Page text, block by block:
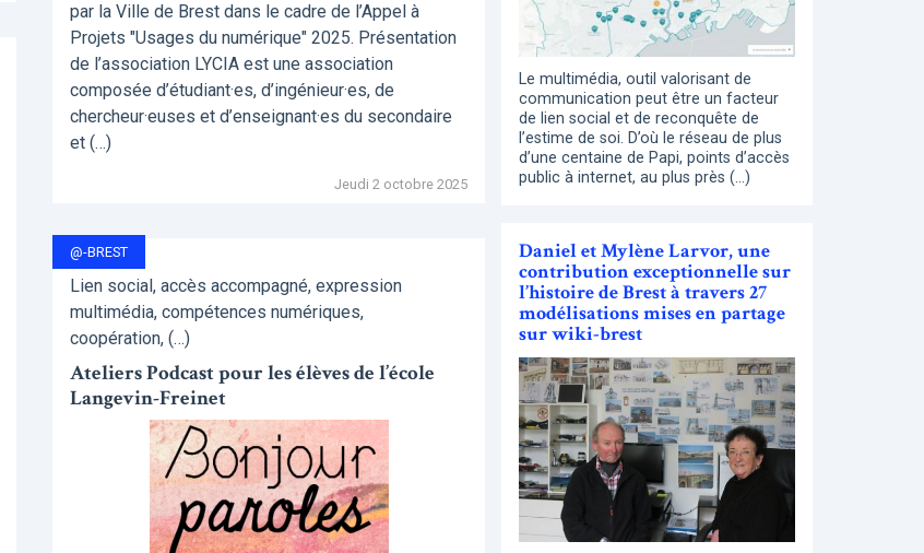
par la Ville de Brest dans le cadre de l’Appel à
Projets "Usages du numérique" 2025. Présentation
de l’association LYCIA est une association
composée d’étudiant·es, d’ingénieur·es, de
chercheur·euses et d’enseignant·es du secondaire
et (…)
Jeudi 2 octobre 2025
@-BREST
Lien social, accès accompagné, expression
multimédia, compétences numériques,
coopération, (…)
Ateliers Podcast pour les élèves de l’école
Langevin-Freinet
Le multimédia, outil valorisant de
communication peut être un facteur
de lien social et de reconquête de
l’estime de soi. D’où le réseau de plus
d’une centaine de Papi, points d’accès
public à internet, au plus près (…)
Daniel et Mylène Larvor, une
contribution exceptionnelle sur
l’histoire de Brest à travers 27
modélisations mises en partage
sur wiki-brest